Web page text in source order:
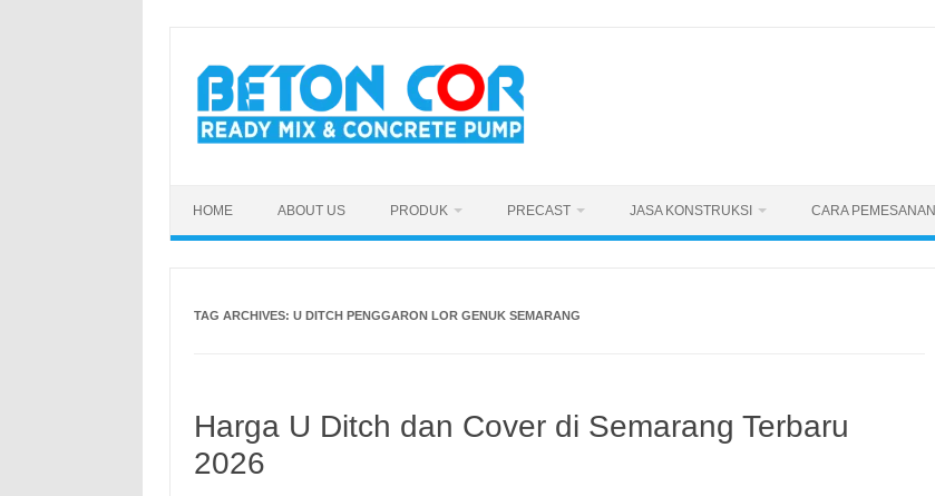
content
HOME ABOUT US PRODUK PRECAST JASA KONSTRUKSI CARA PEMESANAN
TAG ARCHIVES: U DITCH PENGGARON LOR GENUK SEMARANG
Harga U Ditch dan Cover di Semarang Terbaru
2026